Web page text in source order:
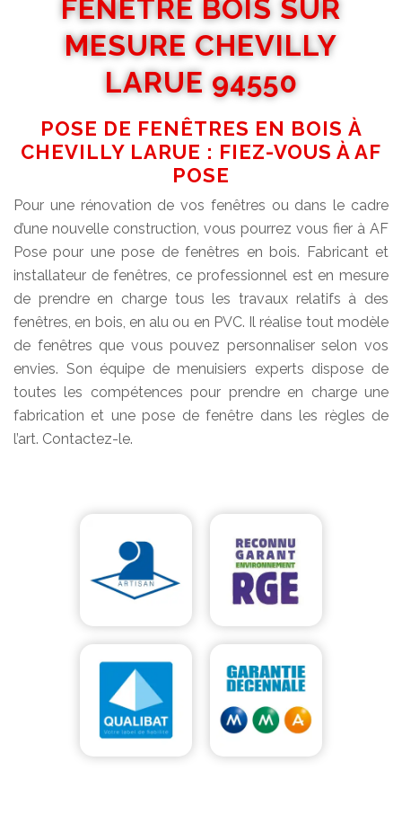
FENÊTRE BOIS SUR
MESURE CHEVILLY
LARUE 94550
POSE DE FENÊTRES EN BOIS À
CHEVILLY LARUE : FIEZ-VOUS À AF
POSE
Pour une rénovation de vos fenêtres ou dans le cadre
d’une nouvelle construction, vous pourrez vous fier à AF
Pose pour une pose de fenêtres en bois. Fabricant et
installateur de fenêtres, ce professionnel est en mesure
de prendre en charge tous les travaux relatifs à des
fenêtres, en bois, en alu ou en PVC. Il réalise tout modèle
de fenêtres que vous pouvez personnaliser selon vos
envies. Son équipe de menuisiers experts dispose de
toutes les compétences pour prendre en charge une
fabrication et une pose de fenêtre dans les règles de
l’art. Contactez-le.